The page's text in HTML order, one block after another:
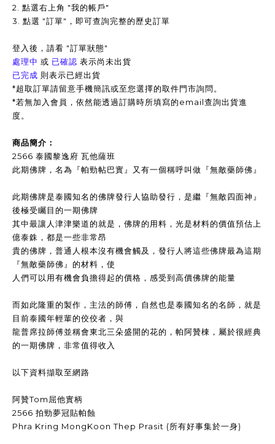
2. 點選右上角 "我的帳戶"
3. 點選 "訂單"，即可查詢完整的歷史訂單
登入後，請看 "訂單狀態"
處理中 或 已確認 表示尚未出貨
已完成 則表示已經出貨
*超取訂單請留意手機簡訊或至您選擇的取件門市詢問。
*若無加入會員，依然能透過訂購時所填寫的email查詢出貨進
度。
商品簡介：
2566 泰國黎逸府 瓦他薩班
此期佛牌，名為『帕勁帖巴實』又有一個稱呼叫做『無敵藥師佛』
此期佛牌是泰國知名的佛牌發行人協助發行，是繼『無敵四面神』
後極受矚目的一期佛牌
其中最讓人津津樂道的就是，佛牌的用料，光是材料的價值預估上
億泰銖，都是一些非常昂
貴的佛牌，普通人根本沒有機會觸及，發行人將這些佛牌最為這期
『無敵藥師佛』的材料，使
人們可以用有機會負擔得起的價格，感受到高價佛牌的能量
而如此隆重的製作，主法的師傅，自然也是泰國知名的名師，就是
目前泰國年輕輩的佼佼者，與
龍普席拉師傅並稱會東北三朵盛開的花的，帕阿贊棟，屬於很經典
的一期佛牌，非常值得收入
以下資料擷取至網路
阿贊Tom屈他實柄
2566 拍勁夢冠貼帕蝕
Phra Kring MongKoon Thep Prasit (所有好事集於一身)